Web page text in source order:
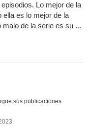
Lo mejor de la
ella es lo mejor de la
de la serie es su ...
sus publicaciones